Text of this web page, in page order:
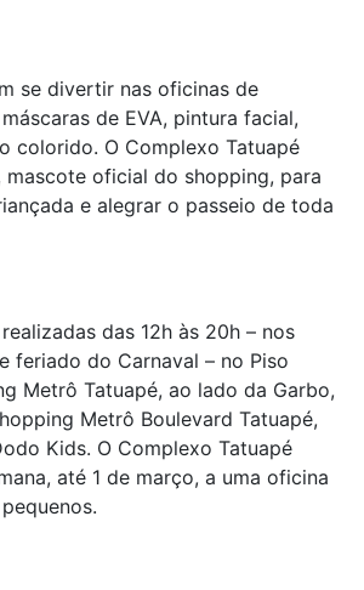
se divertir nas oficinas de
de EVA, pintura facial,
colorido. O Complexo Tatuapé
oficial do shopping, para
e alegrar o passeio de toda
das 12h às 20h – nos
feriado do Carnaval – no Piso
Metrô Tatuapé, ao lado da Garbo,
Metrô Boulevard Tatuapé,
Kids. O Complexo Tatuapé
até 1 de março, a uma oficina